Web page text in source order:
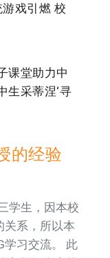
戏引燃 校
课堂助力中
生采蒂涅‘寻
乐架起桥梁
国际图书日
的经验
学生，因本校
关系，所以本
学习交流。 此